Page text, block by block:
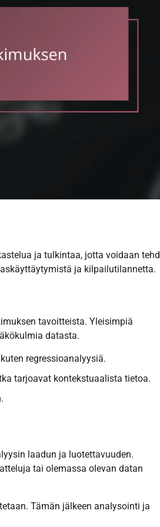
ja tulkintaa, jotta voidaan
ja kilpailutilannetta.
tavoitteista. Yleisimpiä
datasta.
regressioanalyysiä.
tarjoavat kontekstuaalista tietoa.
laadun ja luotettavuuden.
tai olemassa olevan datan
Tämän jälkeen analysointi ja